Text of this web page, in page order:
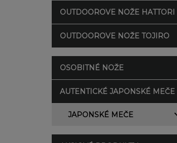
OUTDOOROVE NOŽE HATTORI
OUTDOOROVE NOŽE TOJIRO
OSOBITNÉ NOŽE
AUTENTICKÉ JAPONSKÉ MEČE
JAPONSKÉ MEČE